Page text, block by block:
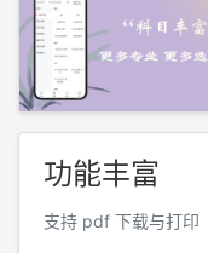
功能丰富
支持 pdf 下载与打印